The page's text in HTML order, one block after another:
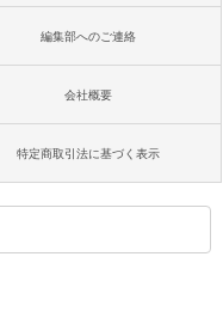
編集部へのご連絡
会社概要
特定商取引法に基づく表示